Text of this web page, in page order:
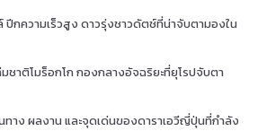
ปีกความเร็วสูง ดาวรุ่งชาวดัตช์ที่น่าจับตามองใน
ชาติโมร็อกโก กองกลางอัจฉริยะที่ยุโรปจับตา
ทาง ผลงาน และจุดเด่นของดาราเอวีญี่ปุ่นที่กำลัง